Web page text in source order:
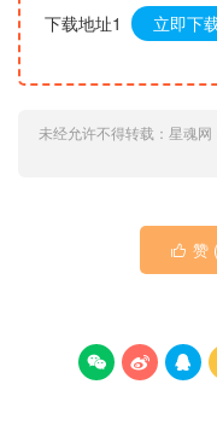
下载地址1 立即下
未经允许不得转载： 星魂网
 赞 (
  